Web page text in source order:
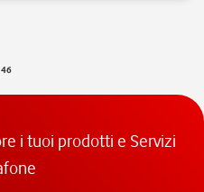
i tuoi prodotti e Servizi